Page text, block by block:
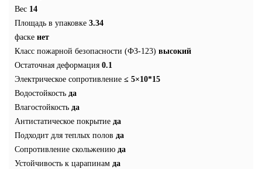
Вес 14
Площадь в упаковке 3.34
фаске нет
Класс пожарной безопасности (ФЗ-123) высокий
Остаточная деформация 0.1
Электрическое сопротивление ≤ 5×10*15
Водостойкость да
Влагостойкость да
Антистатическое покрытие да
Подходит для теплых полов да
Сопротивление скольжению да
Устойчивость к царапинам да